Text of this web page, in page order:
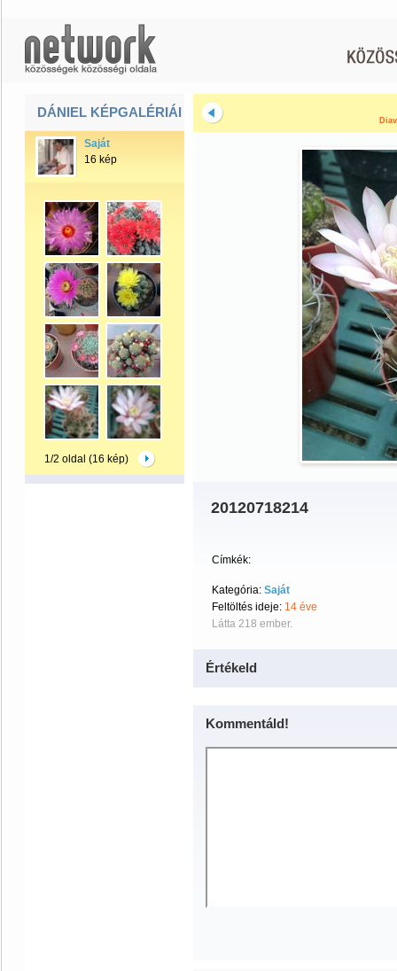
DÁNIEL KÉPGALÉRIÁI
Saját
16 kép
1/2 oldal (16 kép)
20120718214
Címkék:
Kategória: Saját
Feltöltés ideje: 14 éve
Látta 218 ember.
Értékeld
Kommentáld!